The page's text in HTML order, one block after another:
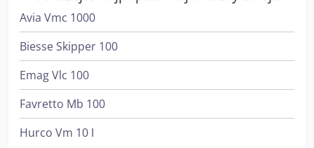
Avia Vmc 1000
Biesse Skipper 100
Emag Vlc 100
Favretto Mb 100
Hurco Vm 10 I